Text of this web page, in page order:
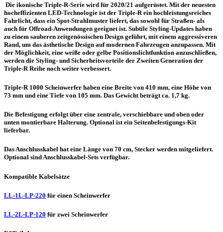
Die ikonische Triple-R-Serie wird für 2020/21 aufgerüstet. Mit der neuesten
hocheffizienten LED-Technologie ist der Triple-R ein hochleistungsreiches
Fahrlicht, dass ein Spot-Strahlmuster liefert, das sowohl für Straßen- als
auch für Offroad-Anwendungen geeignet ist. Subtile Styling-Updates haben
zu einem sauberen zeitgenössischen Design geführt, mit einem aggressiveren
Rand, um das ästhetische Design auf modernen Fahrzeugen anzupassen. Mit
der Möglichkeit, eine weiße oder gelbe Positionslichtfunktion anzuschließen,
werden die Styling- und Sicherheitsvorteile der Zweiten Generation der
Triple-R Reihe noch weiter verbessert.
Triple-R 1000 Scheinwerfer haben eine Breite von 410 mm, eine Höhe von
73 mm und eine Tiefe von 105 mm. Das Gewicht beträgt ca. 1,7 kg.
Die Befestigung erfolgt über eine zentrale, verschiebbare und oben oder
unten montierbare Halterung. Optional ist ein Seitenbefestigungs-Kit
lieferbar.
Das Anschlusskabel hat eine Länge von 70 cm, Stecker werden mitgeliefert.
Optional sind Anschlusskabel-Sets verfügbar.
Kompatible Kabelsätze
LL-1L-LP-220 für einen Scheinwerfer
LL-2L-LP-120 für zwei Scheinwerfer